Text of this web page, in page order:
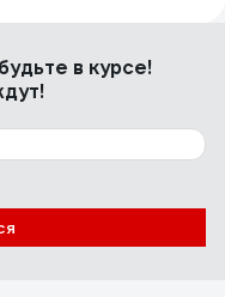
250 м.
Комус
в
в курсе!